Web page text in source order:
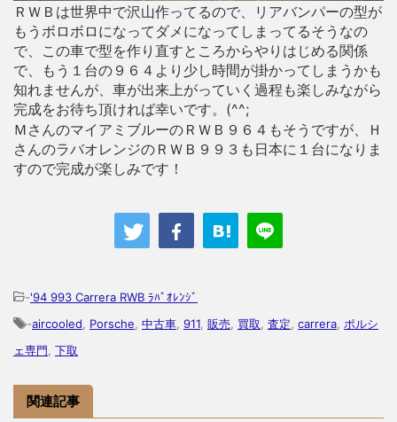
ＲＷＢは世界中で沢山作ってるので、リアバンパーの型が
もうボロボロになってダメになってしまってるそうなの
で、この車で型を作り直すところからやりはじめる関係
で、もう１台の９６４より少し時間が掛かってしまうかも
知れませんが、車が出来上がっていく過程も楽しみながら
完成をお待ち頂ければ幸いです。(^^;
ＭさんのマイアミブルーのＲＷＢ９６４もそうですが、Ｈ
さんのラバオレンジのＲＷＢ９９３も日本に１台になりま
すので完成が楽しみです！
-'94 993 Carrera RWB ﾗﾊﾞｵﾚﾝｼﾞ
-aircooled Porsche 中古車 911 販売 買取 査定 carrera ポルシ
ェ専門 下取
関連記事